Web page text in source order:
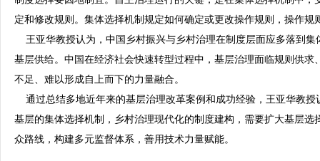
定和修改规则。集体选择机制规定如何确定或更改操作规则，操作规
王亚华教授认为，中国乡村振兴与乡村治理在制度层面应多落到集
基层供给。中国在经济社会快速转型过程中，基层治理面临规则供
不足、难以形成自上而下的力量融合。
通过总结多地近年来的基层治理改革案例和成功经验，王亚华教授
基层的集体选择机制，乡村治理现代化的制度建构，需要扩大基层
众路线，构建多元监督体系，善用技术力量赋能。